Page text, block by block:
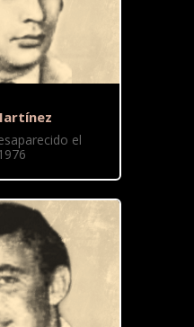
el